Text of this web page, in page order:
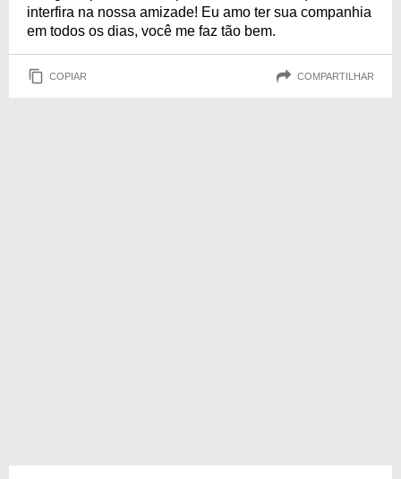
interfira na nossa amizade! Eu amo ter sua companhia
em todos os dias, você me faz tão bem.
COPIAR COMPARTILHAR